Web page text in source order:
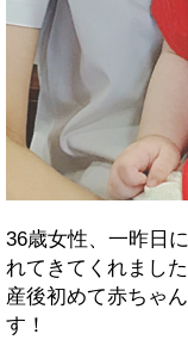
36歳女性、一昨日
れてきてくれました
産後初めて赤ちゃ
す！